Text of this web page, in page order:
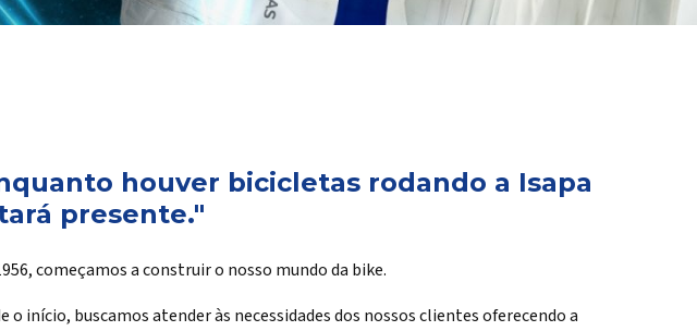
houver bicicletas rodando a Isapa
presente."
começamos a construir o nosso mundo da bike.
o início, buscamos atender às necessidades dos nossos clientes oferecendo a